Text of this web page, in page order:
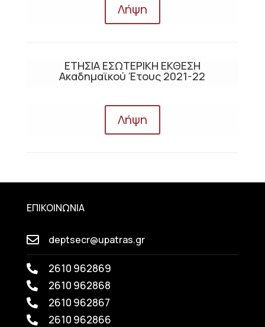
Λήψη
ΕΤΗΣΙΑ ΕΣΩΤΕΡΙΚΗ ΕΚΘΕΣΗ
Ακαδημαϊκού Έτους 2021-22
Λήψη
ΕΠΙΚΟΙΝΩΝΙΑ
 deptsecr@upatras.gr
 2610 962869
 2610 962868
 2610 962867
 2610 962866